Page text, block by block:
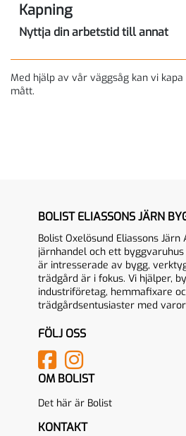
Kapning
Nyttja din arbetstid till annat
Med hjälp av vår väggsåg kan vi
mått.
BOLIST ELIASSONS JÄRN
Bolist Oxelösund Eliassons Järn
järnhandel och ett
är intresserade av bygg,
trädgård är i fokus. Vi hjälper,
industriföretag, hemmafixare
trädgårdsentusiaster med
FÖLJ OSS
OM BOLIST
Det här är Bolist
KONTAKT